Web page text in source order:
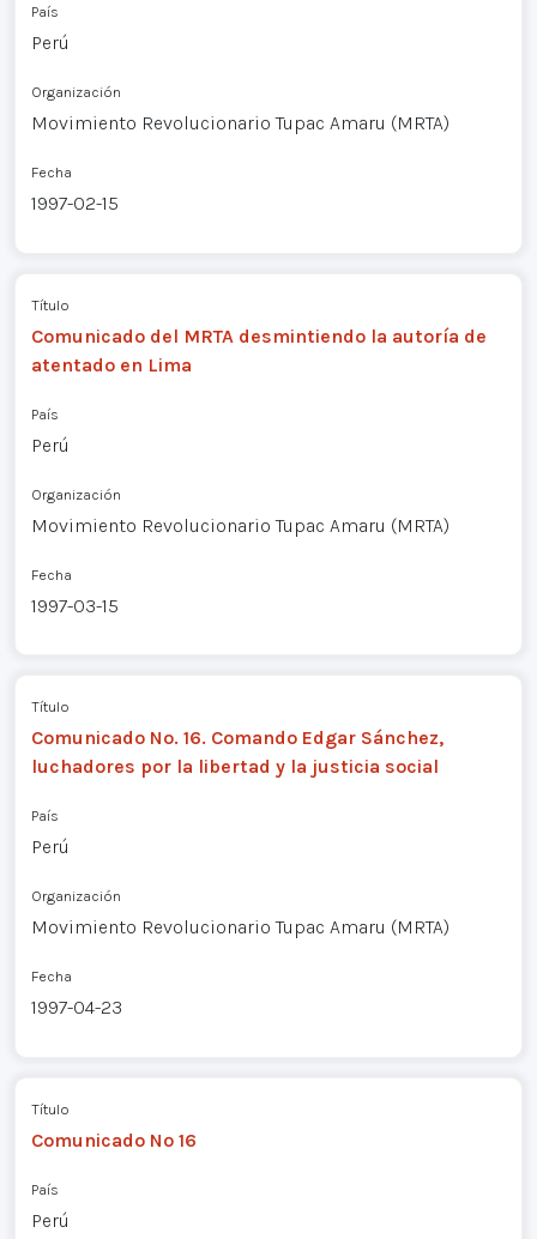
País
Perú
Organización
Movimiento Revolucionario Tupac Amaru (MRTA)
Fecha
1997-02-15
Título
Comunicado del MRTA desmintiendo la autoría de
atentado en Lima
País
Perú
Organización
Movimiento Revolucionario Tupac Amaru (MRTA)
Fecha
1997-03-15
Título
Comunicado No. 16. Comando Edgar Sánchez,
luchadores por la libertad y la justicia social
País
Perú
Organización
Movimiento Revolucionario Tupac Amaru (MRTA)
Fecha
1997-04-23
Título
Comunicado Nº 16
País
Perú